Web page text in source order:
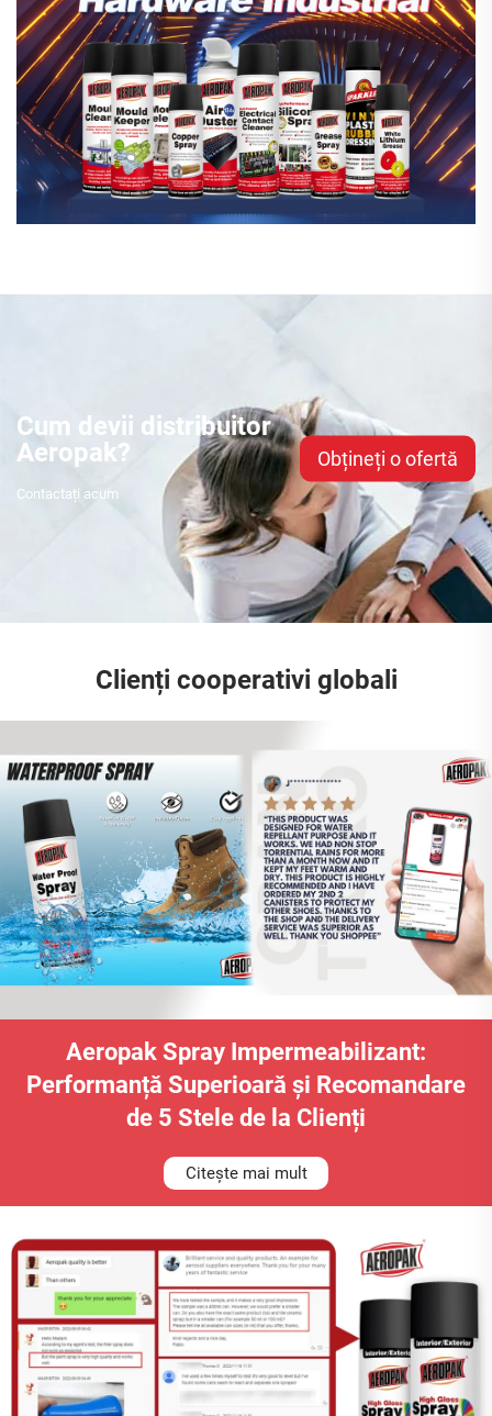
Cum devii distribuitor
Aeropak?
Contactați acum
Obțineți o ofertă
Clienți cooperativi globali
Aeropak Spray Impermeabilizant:
Performanță Superioară și Recomandare
de 5 Stele de la Clienți
Citește mai mult